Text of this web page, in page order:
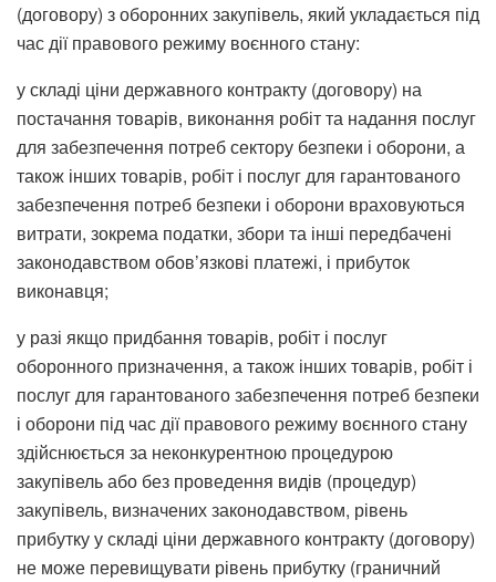
(договору) з оборонних закупівель, який укладається під
час дії правового режиму воєнного стану:
у складі ціни державного контракту (договору) на
постачання товарів, виконання робіт та надання послуг
для забезпечення потреб сектору безпеки і оборони, а
також інших товарів, робіт і послуг для гарантованого
забезпечення потреб безпеки і оборони враховуються
витрати, зокрема податки, збори та інші передбачені
законодавством обов’язкові платежі, і прибуток
виконавця;
у разі якщо придбання товарів, робіт і послуг
оборонного призначення, а також інших товарів, робіт і
послуг для гарантованого забезпечення потреб безпеки
і оборони під час дії правового режиму воєнного стану
здійснюється за неконкурентною процедурою
закупівель або без проведення видів (процедур)
закупівель, визначених законодавством, рівень
прибутку у складі ціни державного контракту (договору)
не може перевищувати рівень прибутку (граничний